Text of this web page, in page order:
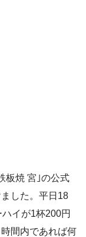
板焼 宮｣の公式
した。平日18
イが1杯200円
間内であれば何